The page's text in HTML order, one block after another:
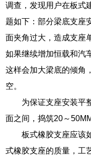
调查，发现用户在板式
题如下：部分梁底支座
面夹角过大，造成支座
如果继续增加恒载和汽
这样会加大梁底的倾角
空。
为保证支座安装平
面之间，捣筑20～
板式橡胶支座应该
式橡胶支座的质量，工